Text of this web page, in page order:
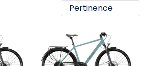
Obligatoire
Vous avez oublié votre mot de passe ?